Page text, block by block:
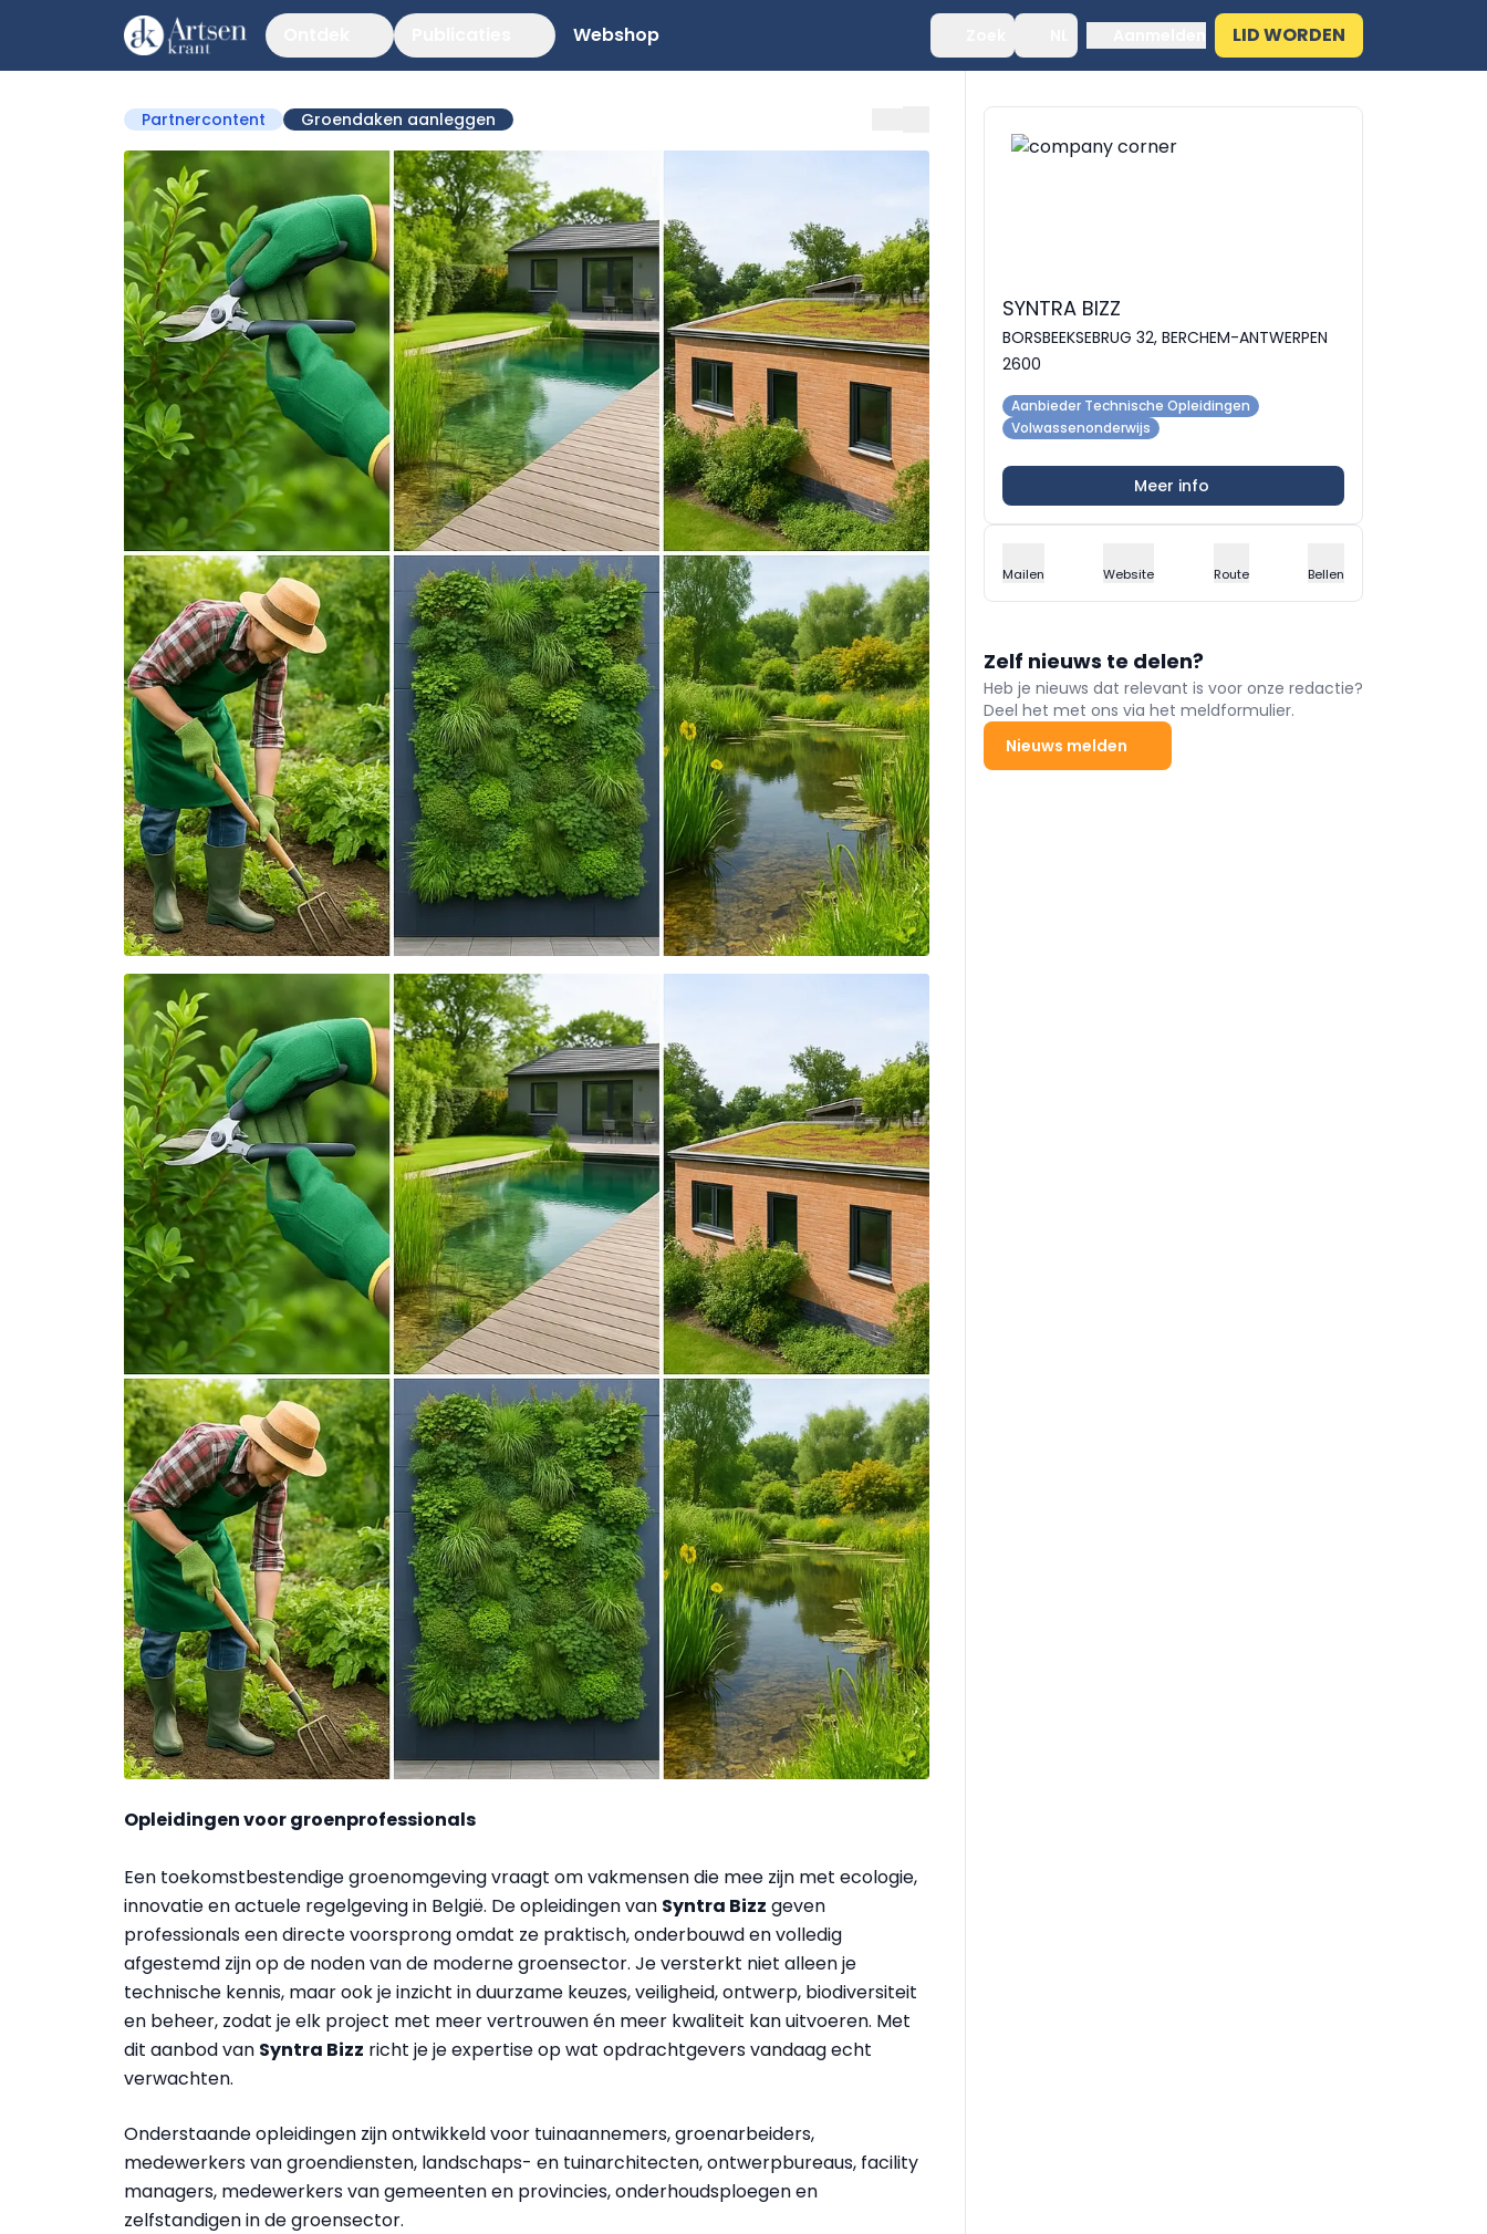
Webshop LID WORDEN
Partnercontent Groendaken aanleggen
Opleidingen voor groenprofessionals
Een toekomstbestendige groenomgeving vraagt om vakmensen die mee zijn met ecologie,
innovatie en actuele regelgeving in België. De opleidingen van Syntra Bizz geven
professionals een directe voorsprong omdat ze praktisch, onderbouwd en volledig
afgestemd zijn op de noden van de moderne groensector. Je versterkt niet alleen je
technische kennis, maar ook je inzicht in duurzame keuzes, veiligheid, ontwerp, biodiversiteit
en beheer, zodat je elk project met meer vertrouwen én meer kwaliteit kan uitvoeren. Met
dit aanbod van Syntra Bizz richt je je expertise op wat opdrachtgevers vandaag echt
verwachten.
Onderstaande opleidingen zijn ontwikkeld voor tuinaannemers, groenarbeiders,
medewerkers van groendiensten, landschaps- en tuinarchitecten, ontwerpbureaus, facility
managers, medewerkers van gemeenten en provincies, onderhoudsploegen en
zelfstandigen in de groensector.
SYNTRA BIZZ
BORSBEEKSEBRUG 32, BERCHEM-ANTWERPEN
2600
Aanbieder Technische Opleidingen
Volwassenonderwijs
Meer info
Mailen Website Route Bellen
Zelf nieuws te delen?
Heb je nieuws dat relevant is voor onze redactie?
Deel het met ons via het meldformulier.
Nieuws melden